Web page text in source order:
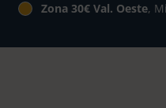
Zona 30€ Val. Oeste,